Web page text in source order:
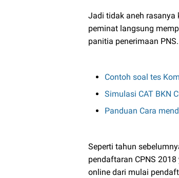
Jadi tidak aneh rasanya
peminat langsung
panitia penerimaan PNS.
Contoh soal tes
Simulasi CAT BKN
Panduan Cara
Seperti tahun
pendaftaran CPNS
online dari mulai